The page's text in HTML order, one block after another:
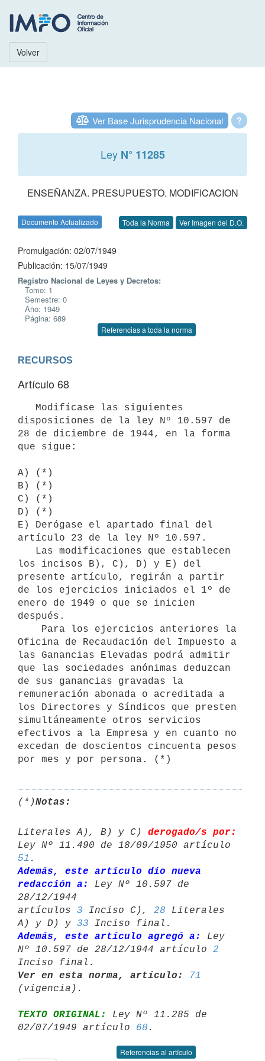
Volver
?
Ver Base Jurisprudencia Nacional
Ley N° 11285
ENSEÑANZA. PRESUPUESTO. MODIFICACION
Documento Actualizado Toda la Norma Ver Imagen del D.O.
Promulgación: 02/07/1949
Publicación: 15/07/1949
Registro Nacional de Leyes y Decretos:
Tomo: 1
Semestre: 0
Año: 1949
Página: 689
Referencias a toda la norma
RECURSOS
Artículo 68
disposiciones de la ley Nº 10.597 de
28 de diciembre de 1944, en la forma
que sigue:
A) (*)
B) (*)
C) (*)
D) (*)
E) Derógase el apartado final del
artículo 23 de la ley Nº 10.597.
los incisos B), C), D) y E) del
presente artículo, regirán a partir
de los ejercicios iniciados el 1º de
enero de 1949 o que se inicien
después.
Oficina de Recaudación del Impuesto a
las Ganancias Elevadas podrá admitir
que las sociedades anónimas deduzcan
de sus ganancias gravadas la
remuneración abonada o acreditada a
los Directores y Síndicos que presten
simultáneamente otros servicios
efectivos a la Empresa y en cuanto no
excedan de doscientos cincuenta pesos
por mes y por persona. (*)
(*)Notas:
Literales A), B) y C) derogado/s por:
51
Además, este artículo dio nueva
redacción a:
Ley Nº 10.597 de
28/12/1944
artículos 3 Inciso C), 28 Literales
A) y D) y 33
Además, este artículo agregó a:
Ley
Nº 10.597 de 28/12/1944 artículo 2
Ver en esta norma, artículo:
71
TEXTO ORIGINAL:
Ley Nº 11.285 de
02/07/1949 artículo 68
Referencias al artículo